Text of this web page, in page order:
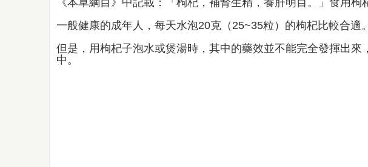
《本草綱目》中記載：「枸杞，補腎生精，養肝明目。」食用枸
一般健康的成年人，每天水泡20克（25~35粒）的枸杞比較合適
但是，用枸杞子泡水或煲湯時，其中的藥效並不能完全發揮出
中。